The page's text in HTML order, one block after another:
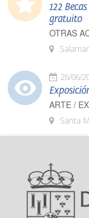
122
gratuito
OTRAS
26/06/
ARTE /
Santa